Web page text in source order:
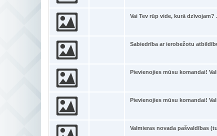
Vai Tev rūp vide, kurā dzīvojam?
Sabiedrība ar ierobežotu
Pievienojies mūsu komandai!
Pievienojies mūsu komandai!
Valmieras novada pašvaldības